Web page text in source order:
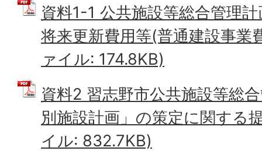
資料1-1 公共施設等総合管理
将来更新費用等(普通建設事業
ァイル: 174.8KB)
資料2 習志野市公共施設等総
別施設計画」の策定に関する
イル: 832.7KB)